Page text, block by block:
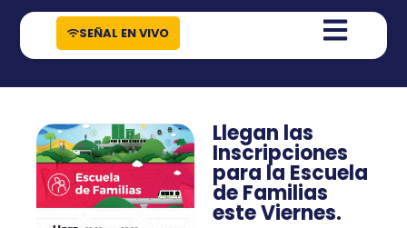
contenido
SEÑAL EN VIVO
Llegan las
Inscripciones
para la Escuela
de Familias
este Viernes.